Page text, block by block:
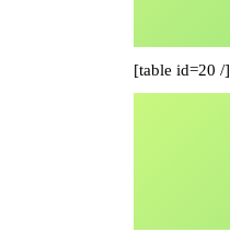
[table id=20 /]